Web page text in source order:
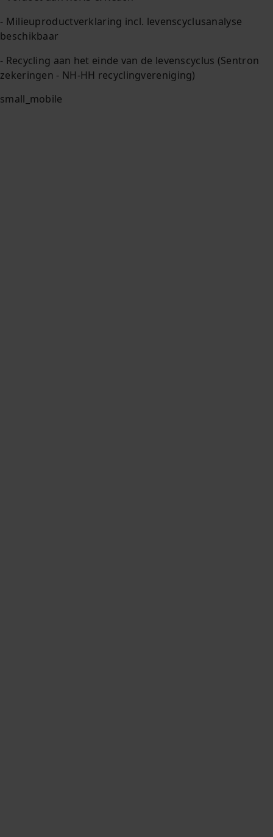
- Milieuproductverklaring incl. levenscyclusanalyse
beschikbaar
- Recycling aan het einde van de levenscyclus (Sentron
zekeringen - NH-HH recyclingvereniging)